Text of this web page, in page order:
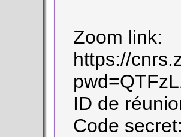
Zoom link:
https://
ID de
Code